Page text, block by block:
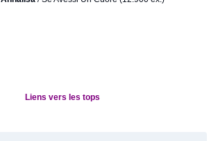
Liens vers les tops